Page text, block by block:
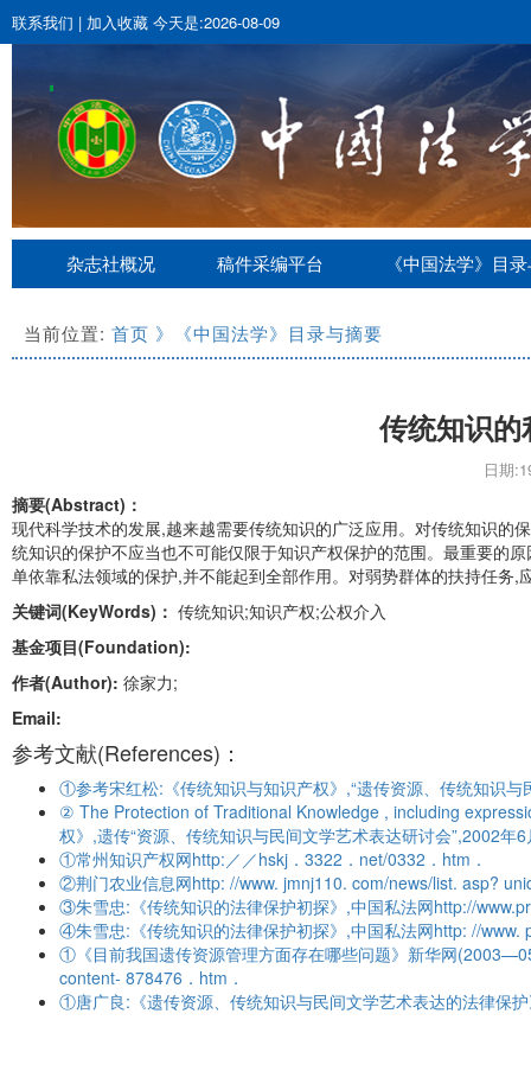
联系我们 | 加入收藏 今天是:2026-08-09
杂志社概况 稿件采编平台 《中国法学》目
当前位置: 首页 》《中国法学》目录与摘要
传统知识
日期
摘要(Abstract)：
现代科学技术的发展,越来越需要传统知识的广泛应用。对传统知识的
统知识的保护不应当也不可能仅限于知识产权保护的范围。最重要的
单依靠私法领域的保护,并不能起到全部作用。对弱势群体的扶持任务
关键词(KeyWords)： 传统知识;知识产权;公权介入
基金项目(Foundation):
作者(Author): 徐家力;
Email:
参考文献(References)：
①参考宋红松:《传统知识与知识产权》,“遗传资源、传统知识
② The Protection of Traditional Knowledge , including
权》,遗传“资源、传统知识与民间文学艺术表达研讨会”,2002年
①常州知识产权网http:／／hskj．3322．net/0332．htm．
②荆门农业信息网http: //www. jmnj110. com/news/list. asp?
③朱雪忠:《传统知识的法律保护初探》,中国私法网http://
④朱雪忠:《传统知识的法律保护初探》,中国私法网http: //
①《目前我国遗传资源管理方面存在哪些问题》新华网
content- 878476．htm．
①唐广良:《遗传资源、传统知识与民间文学艺术表达的法律保